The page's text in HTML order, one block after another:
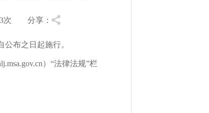
次 分享：
布之日起施行。
）“法律法规”栏